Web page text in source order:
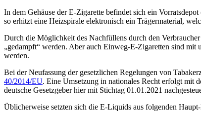
In dem Gehäuse der E-Zigarette befindet sich ein
so erhitzt eine Heizspirale elektronisch ein Trägermaterial,
Durch die Möglichkeit des Nachfüllens durch den
„gedampft“ werden. Aber auch Einweg-E-Zigaretten sind mit
werden.
Bei der Neufassung der gesetzlichen Regelungen von
40/2014/EU. Eine Umsetzung in nationales Recht erfolgt mit
deutsche Gesetzgeber hier mit Stichtag 01.01.2021
Üblicherweise setzten sich die E-Liquids aus folgenden